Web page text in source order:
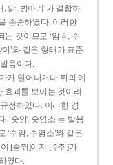
, 닭, 병아리’가 결합하
존중하였다. 이러한
는 것이므로 ‘암ㅎ, 수
이’와 같은 형태가 표준
음이다.
가 일어나거나 뒤의 예
효과를 보이는 것이라
규정하였다. 이러한 경
‘숫양, 숫염소’는 발음
‘수양, 수염소’와 같은
[숟쮜]이지 [수쥐]가
였다.